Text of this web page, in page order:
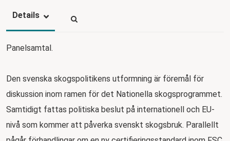
Details
Panelsamtal.
Den svenska skogspolitikens utformning är föremål för
diskussion inom ramen för det Nationella skogsprogrammet.
Samtidigt fattas politiska beslut på internationell och EU-
nivå som kommer att påverka svenskt skogsbruk. Parallellt